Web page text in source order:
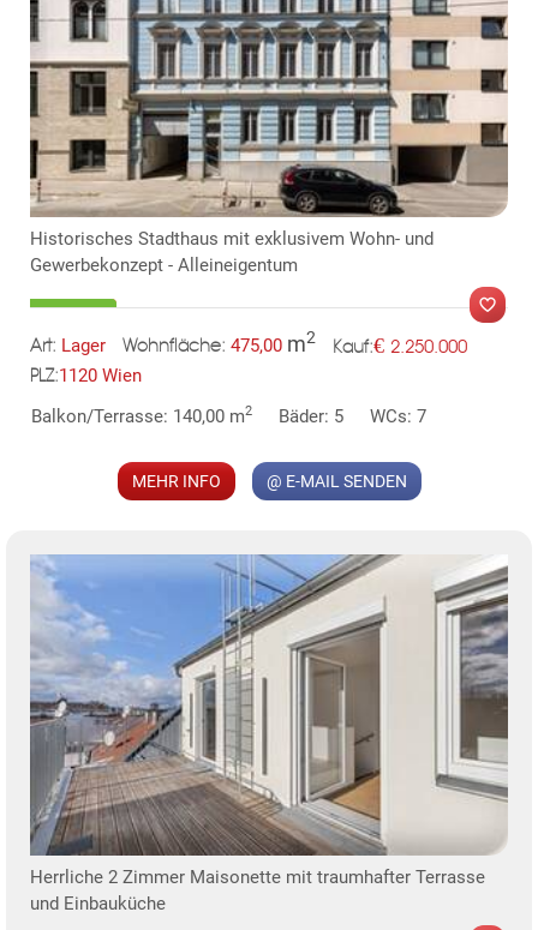
KLIS
KLIS
Historisches Stadthaus mit exklusivem Wohn- und
Gewerbekonzept - Alleineigentum
Art: Lager Wohnfläche: 475,00 m2 Kauf:€ 2.250.000
PLZ:1120 Wien
Balkon/Terrasse: 140,00 m2 Bäder: 5 WCs: 7
MEHR INFO @ E-MAIL SENDEN
Herrliche 2 Zimmer Maisonette mit traumhafter Terrasse
und Einbauküche